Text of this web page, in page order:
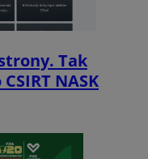
Tak
NASK